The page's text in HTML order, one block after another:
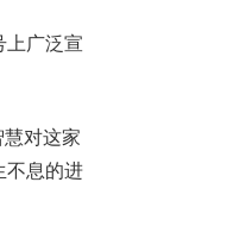
广泛宣
对这家
不息的进